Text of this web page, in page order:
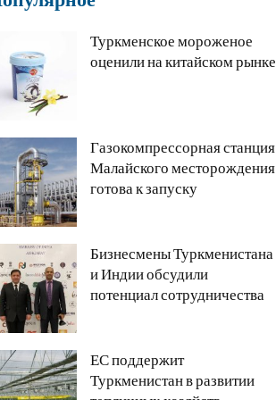
Туркменское мороженое
оценили на китайском рынке
Газокомпрессорная станция
Малайского месторождения
готова к запуску
Бизнесмены Туркменистана
и Индии обсудили
потенциал сотрудничества
ЕС поддержит
Туркменистан в развитии